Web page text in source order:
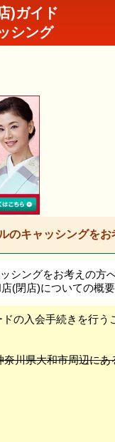
)ガイド
シング
のキャッシングをお
シングをお考えの方
(閉店)についての概
の入会手続きを行う
川県大和市周辺に